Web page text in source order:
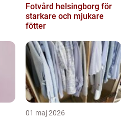
Fotvård helsingborg för
starkare och mjukare
fötter
01 maj 2026